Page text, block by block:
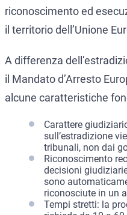
riconoscimento ed
il territorio dell’Unione
A differenza
il Mandato d’Arresto
alcune caratteristiche
Carattere
sull’estradizione
tribunali, non dai
Riconoscimento
decisioni
sono
riconosciute in un
Tempi stretti: la